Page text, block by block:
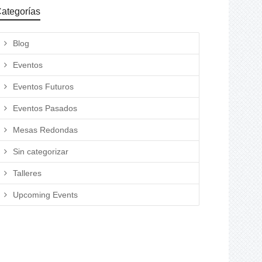
Blog
Eventos
Eventos Futuros
Eventos Pasados
Mesas Redondas
Sin categorizar
Talleres
Upcoming Events